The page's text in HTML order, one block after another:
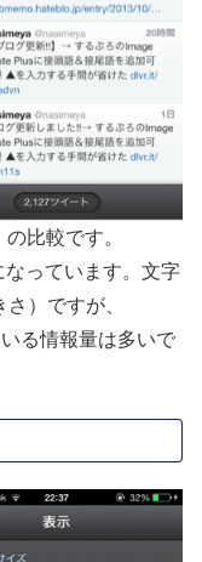
比較です。
っています。文字
）ですが、
る情報量は多いで